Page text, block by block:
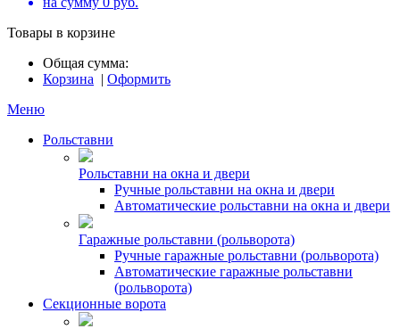
Товары в корзине
Общая сумма:
Корзина | Оформить
Меню
Рольставни
Рольставни на окна и двери
Ручные рольставни на окна и двери
Автоматические рольставни на окна и двери
Гаражные рольставни (рольворота)
Ручные гаражные рольставни (рольворота)
Автоматические гаражные рольставни
(рольворота)
Секционные ворота